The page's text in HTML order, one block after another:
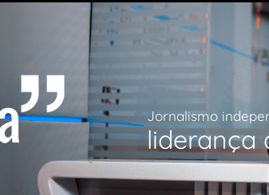
Jornalismo
liderança